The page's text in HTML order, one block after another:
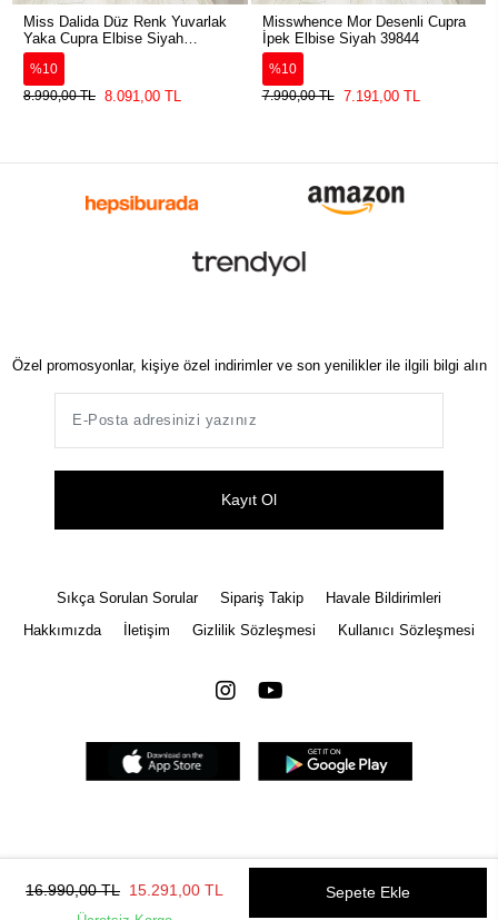
16.990,00 TL 15.291,00 TL Sepete Ekle
Miss Dalida Düz Renk Yuvarlak
Yaka Cupra Elbise Siyah
2264304
%10
8.990,00 TL 8.091,00 TL
Misswhence Mor Desenli Cupra
İpek Elbise Siyah 39844
%10
7.990,00 TL
7.191,00 TL
Özel promosyonlar, kişiye özel indirimler ve son yenilikler ile ilgili bilgi alın
Kayıt Ol
Sıkça Sorulan Sorular Sipariş Takip
Havale Bildirimleri
Hakkımızda
İletişim Gizlilik Sözleşmesi Kullanıcı Sözleşmesi
Tüm bilgileriniz 256bit SSL Sertifikası ile korunmaktadır.
© 2022Tüm Hakları Saklıdır
Gizlilik Politikası İptal ve İade Şartları